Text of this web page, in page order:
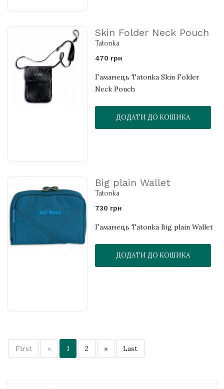
Skin Folder Neck Pouch
Tatonka
470 грн
Гаманець Tatonka Skin Folder
Neck Pouch
ДОДАТИ ДО КОШИКА
Big plain Wallet
Tatonka
730 грн
Гаманець Tatonka Big plain Wallet
ДОДАТИ ДО КОШИКА
First « 1 2 » Last